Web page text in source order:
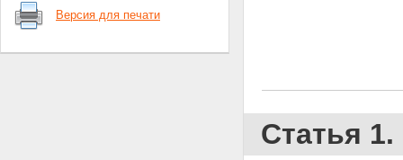
Версия для печати
Статья